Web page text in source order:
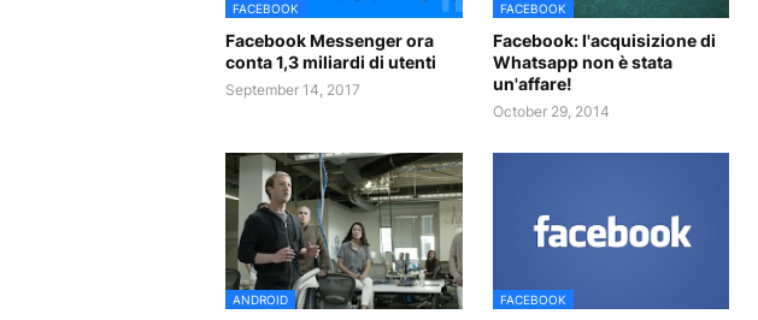
FACEBOOK
Facebook Messenger ora
conta 1,3 miliardi di utenti
September 14, 2017
FACEBOOK
Facebook: l'acquisizione di
Whatsapp non è stata
un'affare!
October 29, 2014
ANDROID FACEBOOK